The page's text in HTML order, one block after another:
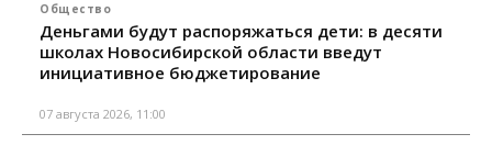
Общество
Деньгами будут распоряжаться дети: в десяти
школах Новосибирской области введут
инициативное бюджетирование
07 августа 2026, 11:00